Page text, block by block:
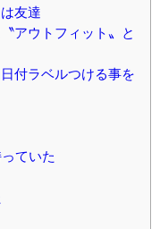
友達
アウトフィット〟と
付ラベルつける事を
ていた